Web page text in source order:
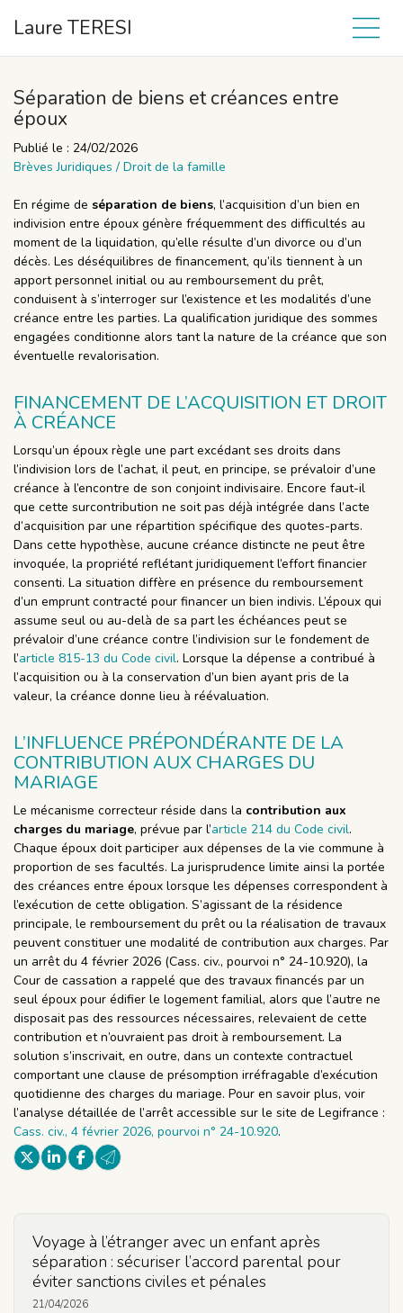
Laure TERESI
Séparation de biens et créances entre
époux
Publié le : 24/02/2026
Brèves Juridiques / Droit de la famille
En régime de séparation de biens, l’acquisition d’un bien en
indivision entre époux génère fréquemment des difficultés au
moment de la liquidation, qu’elle résulte d’un divorce ou d’un
décès. Les déséquilibres de financement, qu’ils tiennent à un
apport personnel initial ou au remboursement du prêt,
conduisent à s’interroger sur l’existence et les modalités d’une
créance entre les parties. La qualification juridique des sommes
engagées conditionne alors tant la nature de la créance que son
éventuelle revalorisation.
FINANCEMENT DE L’ACQUISITION ET DROIT
À CRÉANCE
Lorsqu’un époux règle une part excédant ses droits dans
l’indivision lors de l’achat, il peut, en principe, se prévaloir d’une
créance à l’encontre de son conjoint indivisaire. Encore faut-il
que cette surcontribution ne soit pas déjà intégrée dans l’acte
d’acquisition par une répartition spécifique des quotes-parts.
Dans cette hypothèse, aucune créance distincte ne peut être
invoquée, la propriété reflétant juridiquement l’effort financier
consenti. La situation diffère en présence du remboursement
d’un emprunt contracté pour financer un bien indivis. L’époux qui
assume seul ou au-delà de sa part les échéances peut se
prévaloir d’une créance contre l’indivision sur le fondement de
l’article 815-13 du Code civil. Lorsque la dépense a contribué à
l’acquisition ou à la conservation d’un bien ayant pris de la
valeur, la créance donne lieu à réévaluation.
L’INFLUENCE PRÉPONDÉRANTE DE LA
CONTRIBUTION AUX CHARGES DU
MARIAGE
Le mécanisme correcteur réside dans la contribution aux
charges du mariage, prévue par l’article 214 du Code civil.
Chaque époux doit participer aux dépenses de la vie commune à
proportion de ses facultés. La jurisprudence limite ainsi la portée
des créances entre époux lorsque les dépenses correspondent à
l’exécution de cette obligation. S’agissant de la résidence
principale, le remboursement du prêt ou la réalisation de travaux
peuvent constituer une modalité de contribution aux charges. Par
un arrêt du 4 février 2026 (Cass. civ., pourvoi n° 24-10.920), la
Cour de cassation a rappelé que des travaux financés par un
seul époux pour édifier le logement familial, alors que l’autre ne
disposait pas des ressources nécessaires, relevaient de cette
contribution et n’ouvraient pas droit à remboursement. La
solution s’inscrivait, en outre, dans un contexte contractuel
comportant une clause de présomption irréfragable d’exécution
quotidienne des charges du mariage. Pour en savoir plus, voir
l’analyse détaillée de l’arrêt accessible sur le site de Legifrance :
Cass. civ., 4 février 2026, pourvoi n° 24-10.920.
Voyage à l’étranger avec un enfant après
séparation : sécuriser l’accord parental pour
éviter sanctions civiles et pénales
21/04/2026